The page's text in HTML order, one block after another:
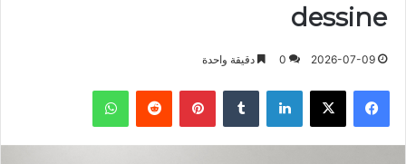
dessine
2026-07-09
0 دقيقة واحدة
فيسبوك X لينكدإن بينتيريست واتساب